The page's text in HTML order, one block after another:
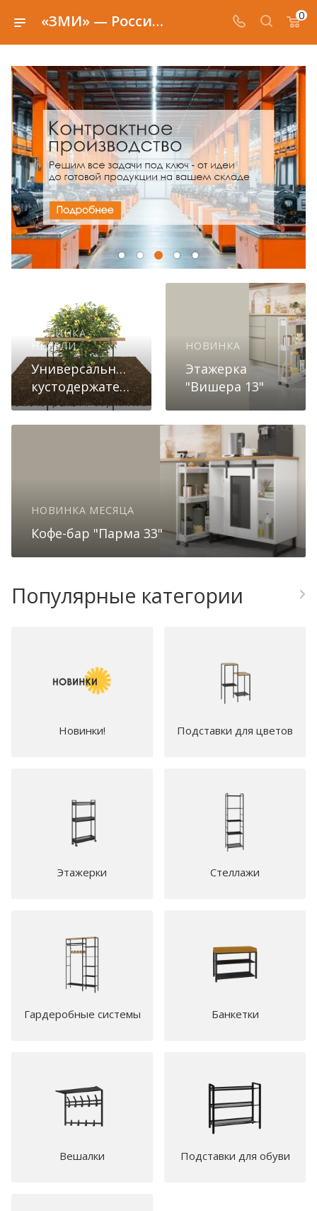
«ЗМИ» — Российский производитель мебели для хранения вещей 0
НОВИНКА
НЕДЕЛИ
Универсальные
кустодержатели
НОВИНКА
Этажерка
"Вишера 13"
НОВИНКА МЕСЯЦА
Кофе-бар "Парма 33"
Популярные категории
Новинки! Подставки для цветов
Этажерки Стеллажи
Гардеробные системы Банкетки
Вешалки Подставки для обуви